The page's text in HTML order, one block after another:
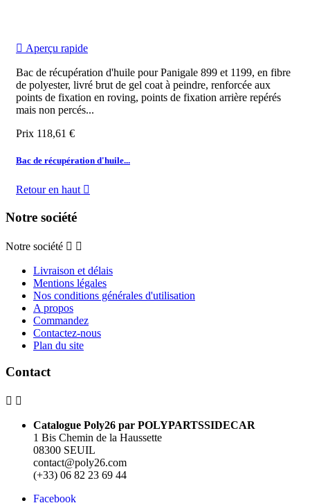
 Aperçu rapide
Bac de récupération d'huile pour Panigale 899 et 1199, en fibre
de polyester, livré brut de gel coat à peindre, renforcée aux
points de fixation en roving, points de fixation arrière repérés
mais non percés...
Prix 118,61 €
Bac de récupération d'huile...
Retour en haut 
Notre société
Notre société  
Livraison et délais
Mentions légales
Nos conditions générales d'utilisation
A propos
Commandez
Contactez-nous
Plan du site
Contact
 
Catalogue Poly26 par POLYPARTSSIDECAR
1 Bis Chemin de la Haussette
08300 SEUIL
contact@poly26.com
(+33) 06 82 23 69 44
Facebook